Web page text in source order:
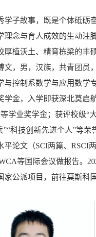
学子故事，既是个体砥砺
理念与育人成效的生动注
厚植沃土、精育栋梁的丰
文，男，汉族，共青团员
与控制系数学与应用数学
学金，入学即获深北莫启
学业奖学金；获评校级“
”“科技创新先进个人”等荣
平论文（SCI两篇、RSCI
等国际会议做报告。
家公派项目，前往莫斯科